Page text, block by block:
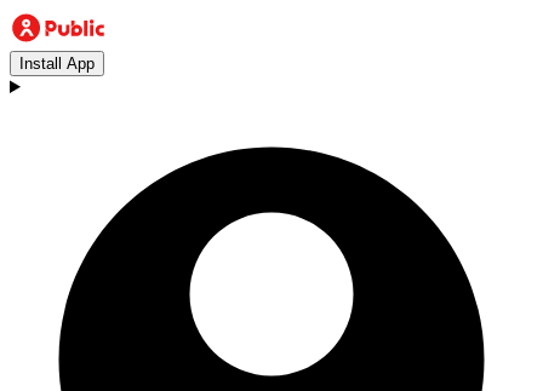
Install App